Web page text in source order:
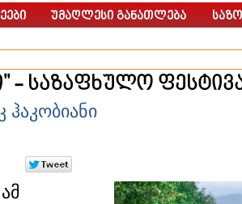
- საზაფხულო
ჰაკობიანი